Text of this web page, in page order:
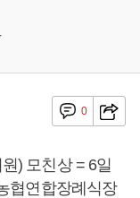
0
) 모친상 = 6일
협연합장례식장